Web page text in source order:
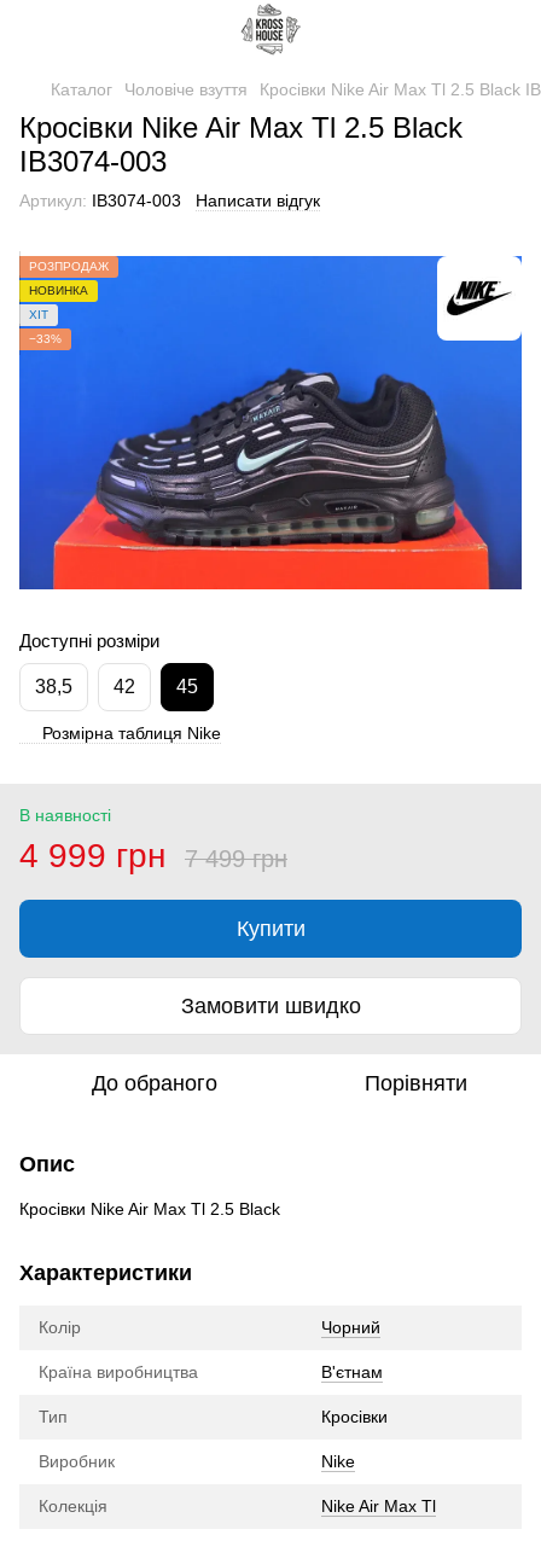
Каталог Чоловіче взуття Кросівки Nike Air Max Tl 2.5 Black
Кросівки Nike Air Max Tl 2.5 Black
IB3074-003
Артикул: IB3074-003 Написати відгук
РОЗПРОДАЖ
НОВИНКА
ХІТ
−33%
Доступні розміри
38,5 42 45
Розмірна таблиця Nike
В наявності
4 999 грн 7 499 грн
Купити
Замовити швидко
До обраного Порівняти
Опис
Кросівки Nike Air Max Tl 2.5 Black
Характеристики
Колір Чорний
Країна виробництва В'єтнам
Тип Кросівки
Виробник Nike
Колекція Nike Air Max Tl